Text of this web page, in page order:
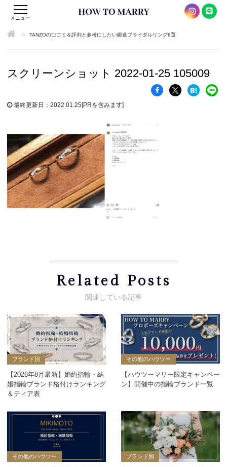
メニュー
> TANZOの口コミ＆評判と参考にしたい鍛造ブライダルリング6選
スクリーンショット 2022-01-25 105009
最終更新日：2022.01.25[PRを含みます]
Related Posts
ブランド別
【2026年8月最新】婚約指輪・結
婚指輪ブランド格付けランキング
＆ティア表
その他のハウツー
【ハウツーマリー限定キャンペー
ン】開催中の指輪ブランド一覧
その他のハウツー ブランド別